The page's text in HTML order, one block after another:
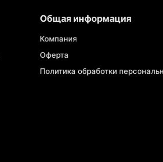
Общая информация
Компания
Оферта
Политика обработки